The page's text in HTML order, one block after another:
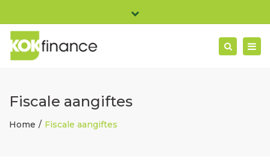
Pieter Ghijsenlaan 19B 1506 PW Zaandam
info@kokfinance.nl
075-2400114
Close
Search
Fiscale aangiftes
Home Fiscale aangiftes